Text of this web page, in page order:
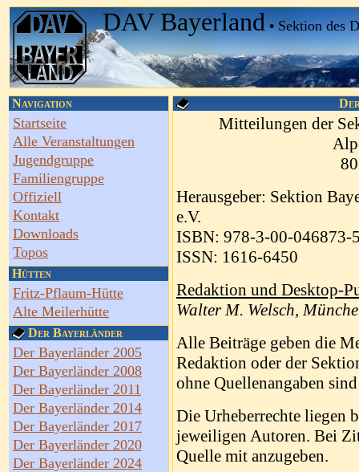
DAV Bayerland • Sektion des
Navigation
Startseite
Alle Veranstaltungen
Jugendgruppe
Familiengruppe
Offiziell
Kontakt
Downloads
Topos
Hütten
Fritz-Pflaum-Hütte
Alte Meilerhütte
Der Bayerländer
Der Bayerländer 2005
Der Bayerländer 2008
Der Bayerländer 2011
Der Bayerländer 2014
Der Bayerländer 2017
Der Bayerländer 2020
Der Bayerländer 2024
Mitteilungen der
Herausgeber: Sektion
e.V.
ISBN: 978-3-00-046873-
ISSN: 1616-6450
Redaktion und Desktop-
Walter M. Welsch,
Alle Beiträge geben die
Redaktion oder der
ohne Quellenangaben
Die Urheberrechte liegen
jeweiligen Autoren. Bei
Quelle mit anzugeben.